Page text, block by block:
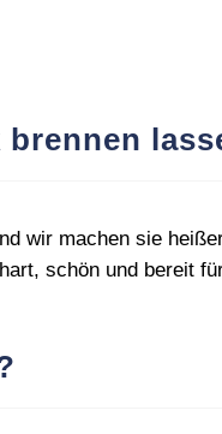
wir machen sie
schön und bereit